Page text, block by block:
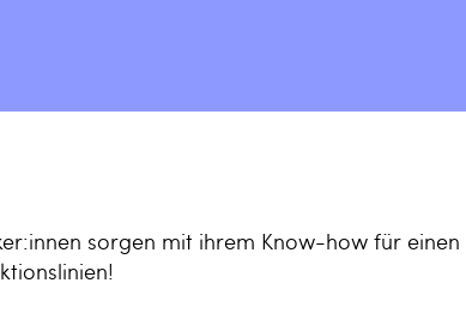
sorgen mit ihrem Know-how für einen